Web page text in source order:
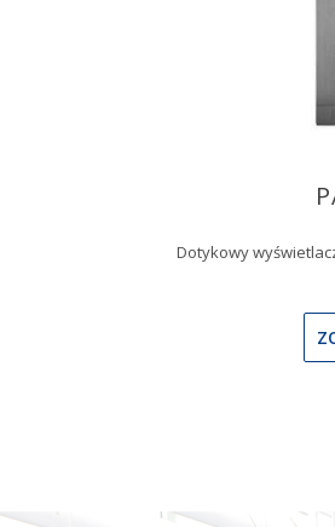
Dotykowy